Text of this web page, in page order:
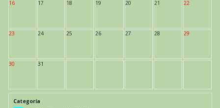
16 17 18 19 20 21 22
23 24 25 26 27 28 29
30 31
Categoría